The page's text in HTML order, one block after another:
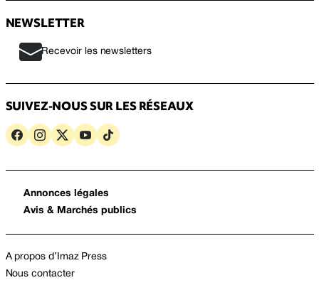
NEWSLETTER
Recevoir les newsletters
SUIVEZ-NOUS SUR LES RÉSEAUX
Annonces légales
Avis & Marchés publics
A propos d’Imaz Press
Nous contacter